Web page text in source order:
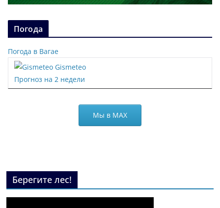
Погода
Погода в Вагае
Gismeteo
Прогноз на 2 недели
Мы в МАХ
Берегите лес!